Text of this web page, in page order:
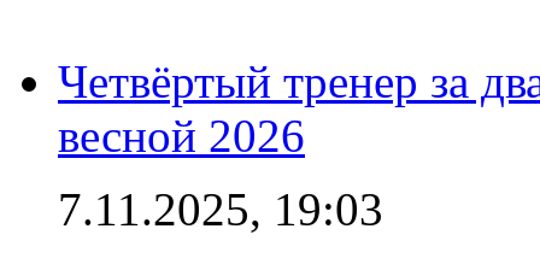
Четвёртый тренер за
весной 2026
7.11.2025, 19:03